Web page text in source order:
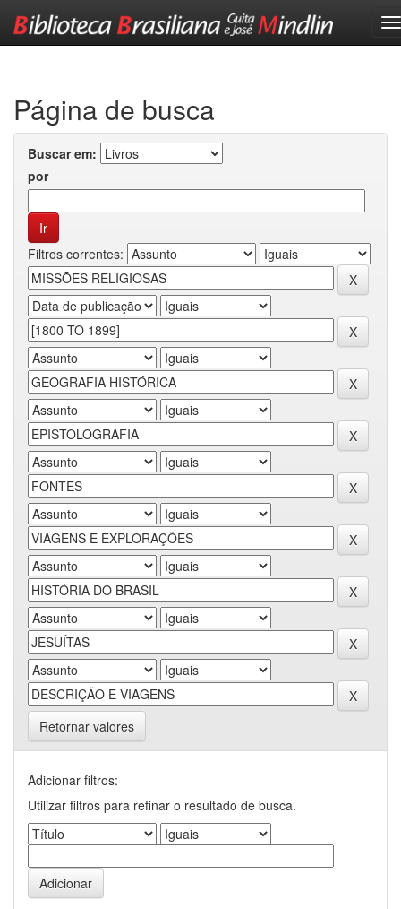
Página de busca
Buscar em:
por
Filtros correntes:
Retornar valores
Adicionar filtros:
Utilizar filtros para refinar o resultado de busca.